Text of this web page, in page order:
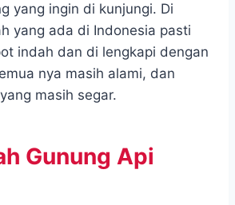
yang ingin di kunjungi. Di
yang ada di Indonesia pasti
indah dan di lengkapi dengan
nya masih alami, dan
masih segar.
Gunung Api